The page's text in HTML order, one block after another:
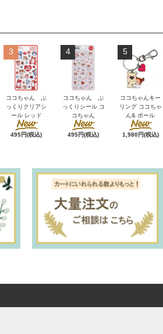
3
ココちゃん ぷ
っくりクリアシ
ール レッド
495円(税込)
4
ココちゃん ぷ
っくりシール コ
コちゃん
495円(税込)
5
ココちゃんキー
リング ココちゃ
ん& ポール
1,980円(税込)